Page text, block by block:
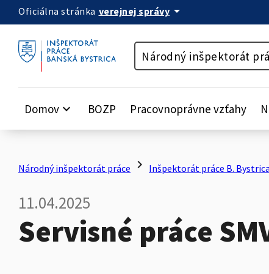
Preskočiť na obsah
Oficiálna stránka verejnej správy arrow_drop_down
Národný inšpektorát
Domov keyboard_arrow_down BOZP Pracovnoprávne vzťahy
Národný inšpektorát práce chevron_right Inšpektorát práce B. Bystrica
11.04.2025
Servisné práce